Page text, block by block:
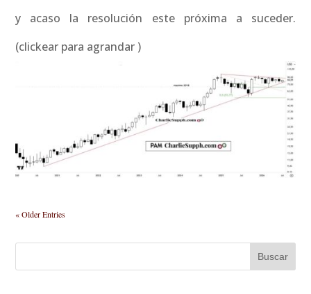
y acaso la resolución este próxima a suceder.
(clickear para agrandar )
« Older Entries